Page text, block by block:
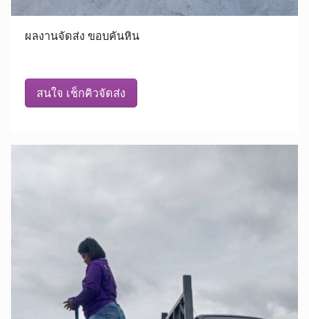
ผลงานจัดส่ง ขอบคันหิน
สนใจ เช็กคิวจัดส่ง